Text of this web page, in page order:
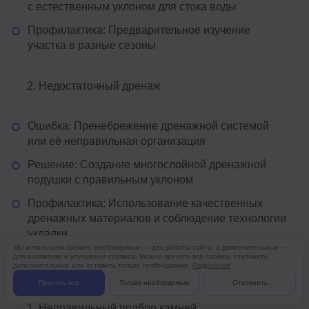
с естественным уклоном для стока воды
Профилактика: Предварительное изучение
участка в разные сезоны
Недостаточный дренаж
Ошибка: Пренебрежение дренажной системой
или её неправильная организация
Решение: Создание многослойной дренажной
подушки с правильным уклоном
Профилактика: Использование качественных
дренажных материалов и соблюдение технологии
укладки
Ошибки в работе с материалами
Мы используем cookies: необходимые — для работы сайта, а дополнительные —
для аналитики и улучшения сервиса. Можно принять все cookies, отклонить
дополнительные или оставить только необходимые. Подробнее
Принять все Только необходимые Отклонить